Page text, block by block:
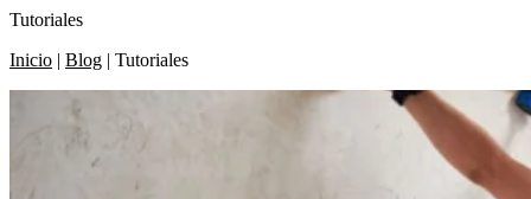
Tutoriales
Inicio | Blog | Tutoriales